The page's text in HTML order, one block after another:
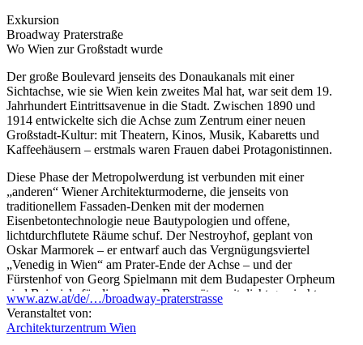
Exkursion
Broadway Praterstraße
Wo Wien zur Großstadt wurde
Der große Boulevard jenseits des Donaukanals mit einer
Sichtachse, wie sie Wien kein zweites Mal hat, war seit dem 19.
Jahrhundert Eintrittsavenue in die Stadt. Zwischen 1890 und
1914 entwickelte sich die Achse zum Zentrum einer neuen
Großstadt-Kultur: mit Theatern, Kinos, Musik, Kabaretts und
Kaffeehäusern – erstmals waren Frauen dabei Protagonistinnen.
Diese Phase der Metropolwerdung ist verbunden mit einer
„anderen“ Wiener Architekturmoderne, die jenseits von
traditionellem Fassaden-Denken mit der modernen
Eisenbetontechnologie neue Bautypologien und offene,
lichtdurchflutete Räume schuf. Der Nestroyhof, geplant von
Oskar Marmorek – er entwarf auch das Vergnügungsviertel
„Venedig in Wien“ am Prater-Ende der Achse – und der
Fürstenhof von Georg Spielmann mit dem Budapester Orpheum
sind Beispiele für diese neuen Bauansätze mit dicht gemischten
Nutzungen und innovativen Theatern. Wesentlich getragen wurde
diese Entwicklung zur kulturellen Metropole durch das jüdische
Wien. Der Große Leopoldstädter Tempel lag bis zum
www.azw.at/de/…/broadway-praterstrasse
Veranstaltet von:
Architekturzentrum Wien